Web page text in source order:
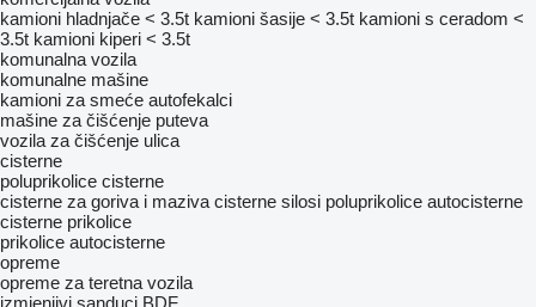
kamioni hladnjače < 3.5t kamioni šasije < 3.5t kamioni s ceradom <
3.5t kamioni kiperi < 3.5t
komunalna vozila
komunalne mašine
kamioni za smeće autofekalci
mašine za čišćenje puteva
vozila za čišćenje ulica
cisterne
poluprikolice cisterne
cisterne za goriva i maziva cisterne silosi poluprikolice autocisterne
cisterne prikolice
prikolice autocisterne
opreme
оpremе za teretna vozila
izmjenjivi sanduci BDF